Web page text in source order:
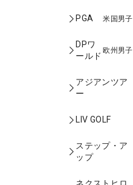
PGA 米国男子
DPワ
ールド
欧州男子
アジアンツア
ー
LIV GOLF
ステップ・ア
ップ